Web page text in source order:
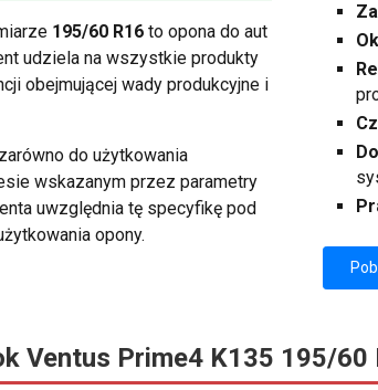
195/60 R16 to opona do aut
udziela na wszystkie produkty
obejmującej wady produkcyjne i
do użytkowania
wskazanym przez parametry
uwzględnia tę specyfikę pod
opony.
Ventus Prime4 K135 195/60